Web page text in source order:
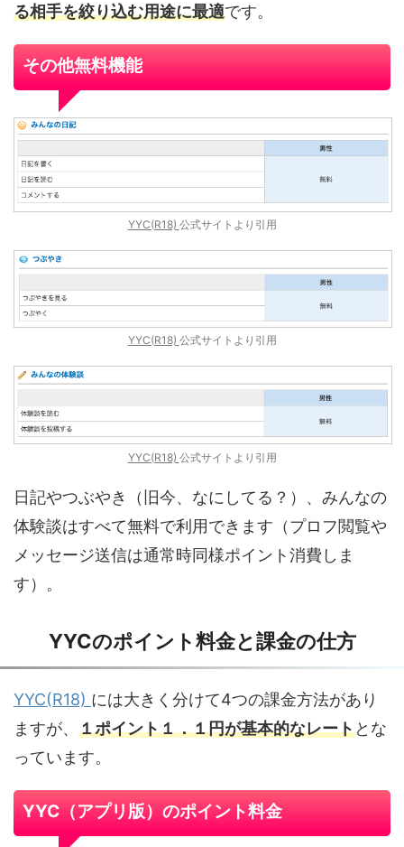
る相手を絞り込む用途に最適です。
その他無料機能
YYC(R18) 公式サイトより引用
YYC(R18) 公式サイトより引用
YYC(R18) 公式サイトより引用
日記やつぶやき（旧今、なにしてる？）、みんなの
体験談はすべて無料で利用できます（プロフ閲覧や
メッセージ送信は通常時同様ポイント消費しま
す）。
YYCのポイント料金と課金の仕方
YYC(R18) には大きく分けて4つの課金方法があり
ますが、 １ポイント１．１円が基本的なレートとな
っています。
YYC（アプリ版）のポイント料金